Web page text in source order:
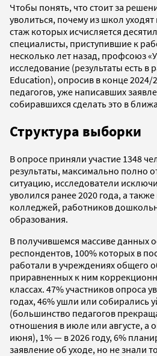
Чтобы понять, что стоит за
уволиться, почему из школ
стаж которых исчисляется
специалисты, приступившие к
несколько лет назад, профсоюз
исследование (результаты есть
Education), опросив в конце 2024/
педагогов, уже написавших
собиравшихся сделать это в
Структура выборки
В опросе приняли участие 1348
результаты, максимально полно
ситуацию, исследователи
уволился ранее 2020 года, а
колледжей, работников
образования.
В получившемся массиве данных
респондентов, 100% которых в
работали в учреждениях общего
приравненных к ним
классах. 47% участников опроса
годах, 46% ушли или собирались
(большинство педагогов
отношения в июле или августе, а
июня), 1% — в 2026 году, 6%
заявление об уходе, но не знали